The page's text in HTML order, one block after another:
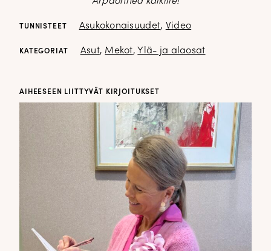
TUNNISTEET Asukokonaisuudet, Video
KATEGORIAT Asut, Mekot,Ylä- ja alaosat
AIHEESEEN LIITTYVÄT KIRJOITUKSET